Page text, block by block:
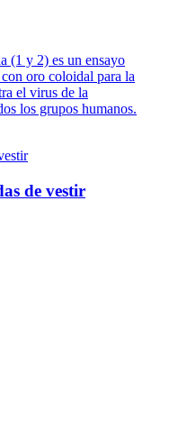
(1 y 2) es un ensayo
oro coloidal para la
el virus de la
los grupos humanos.
de vestir